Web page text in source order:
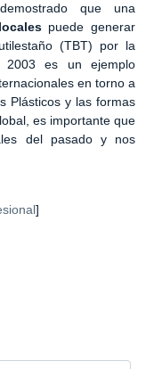
que una
puede generar
(TBT) por la
2003 es un ejemplo
en torno a
Plásticos y las formas
es importante que
del pasado y nos
]